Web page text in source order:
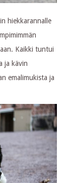
hiekkarannalle
Kaikki tuntui
ja kävin
emalimukista ja